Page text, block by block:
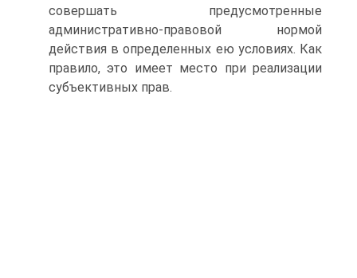
совершать предусмотренные
административно-правовой нормой
действия в определенных ею условиях. Как
правило, это имеет место при реализации
субъективных прав.